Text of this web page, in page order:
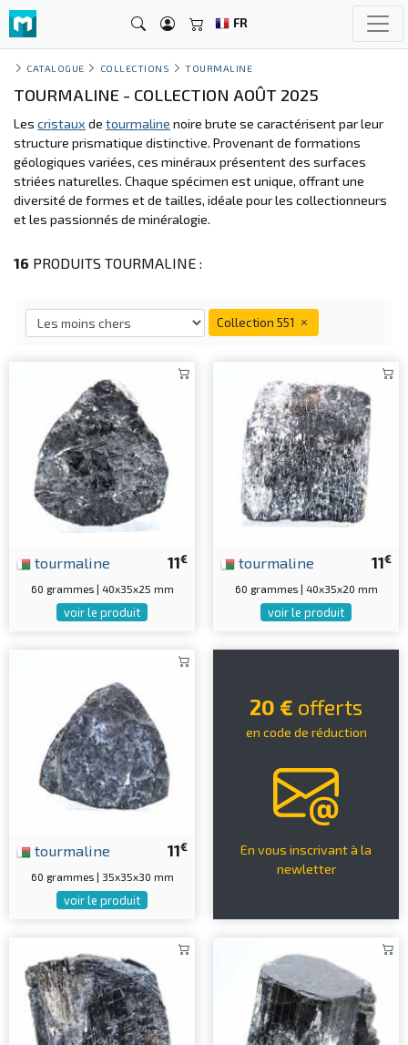
FR
CATALOGUE COLLECTIONS TOURMALINE
TOURMALINE - COLLECTION AOÛT 2025
Les cristaux de tourmaline noire brute se caractérisent par leur
structure prismatique distinctive. Provenant de formations
géologiques variées, ces minéraux présentent des surfaces
striées naturelles. Chaque spécimen est unique, offrant une
diversité de formes et de tailles, idéale pour les collectionneurs
et les passionnés de minéralogie.
16 PRODUITS TOURMALINE :
Collection 551
11€
tourmaline
60 grammes | 40x35x25 mm
voir le produit
11€
tourmaline
60 grammes | 40x35x20 mm
voir le produit
11€
tourmaline
60 grammes | 35x35x30 mm
voir le produit
20 € offerts
en code de réduction
En vous inscrivant à la
newletter